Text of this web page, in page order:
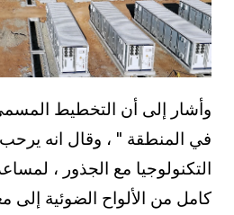
وأشار إلى أن التخطيط
في المنطقة " ، وقال انه يرحب
التكنولوجيا مع الجذور ،
كامل من الألواح الضوئية إلى